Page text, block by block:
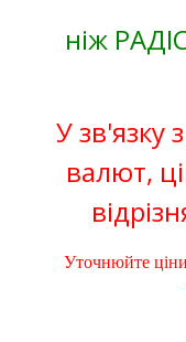
ніж
У зв'язку
валют,
Уточнюйте